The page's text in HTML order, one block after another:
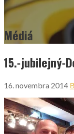
Médiá
15.-jubilejný-
16. novembra 2014